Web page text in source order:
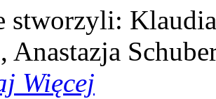
stworzyli:
Anastazja
Więcej